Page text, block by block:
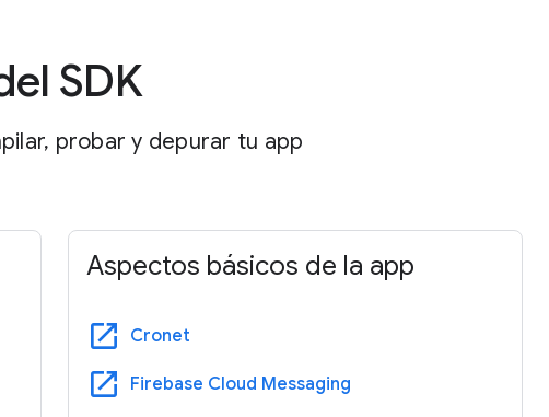
SDK
probar y depurar tu app
Aspectos básicos de la app
open_in_new Cronet
open_in_new Firebase Cloud Messaging